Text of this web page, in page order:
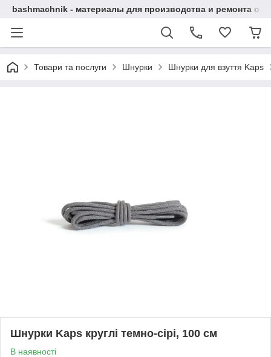
bashmachnik - материалы для производства и ремонта
Товари та послуги Шнурки Шнурки для взуття Kaps
Шнурки Kaps круглі темно-сірі, 100 см
В наявності